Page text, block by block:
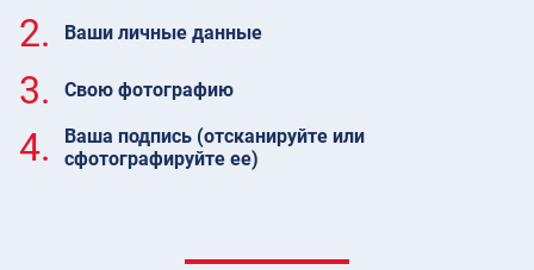
2. Ваши личные данные
3. Свою фотографию
4.
Ваша подпись (отсканируйте или
сфотографируйте ее)